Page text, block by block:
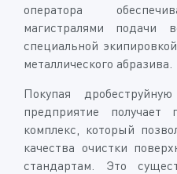
оператора
магистралями подачи
специальной
металлического абразива.
Покупая
предприятие получает
комплекс, который
качества очистки
стандартам. Это